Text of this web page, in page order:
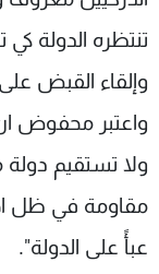
تنتظره الدولة كي
وإلقاء القبض
واعتبر محفوض
ولا تستقيم
مقاومة في ظل
عبأً على الدولة".